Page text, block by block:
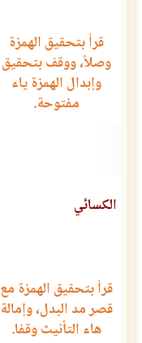
قرأ بتحقيق الهمزة
وصلاً، ووقف بتحقيق
وإبدال الهمزة ياء
مفتوحة.
الكسائي
قرأ بتحقيق الهمزة مع
قصر مد البدل، وإمالة
هاء التأنيث وقفا.